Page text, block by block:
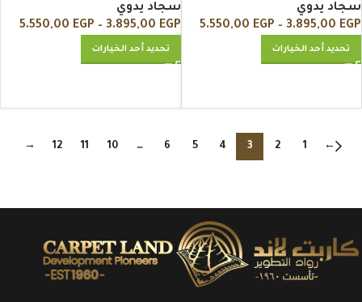
سجاد يدوي
3.895,00 EGP
–
5.550,00 EGP
تحديد أحد الخيارات
سجاد يدوي
3.895,00 EGP
–
5.550,00 EGP
تحديد أحد الخيارات
←
1
2
3
4
5
6
…
10
11
12
→